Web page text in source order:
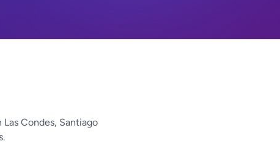
Las Condes, Santiago